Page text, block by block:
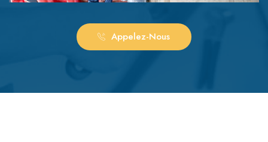
Appelez-Nous